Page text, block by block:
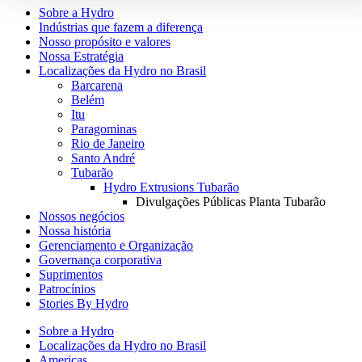
Sobre a Hydro
Indústrias que fazem a diferença
Nosso propósito e valores
Nossa Estratégia
Localizações da Hydro no Brasil
Barcarena
Belém
Itu
Paragominas
Rio de Janeiro
Santo André
Tubarão
Hydro Extrusions Tubarão
Divulgações Públicas Planta Tubarão
Nossos negócios
Nossa história
Gerenciamento e Organização
Governança corporativa
Suprimentos
Patrocínios
Stories By Hydro
Sobre a Hydro
Localizações da Hydro no Brasil